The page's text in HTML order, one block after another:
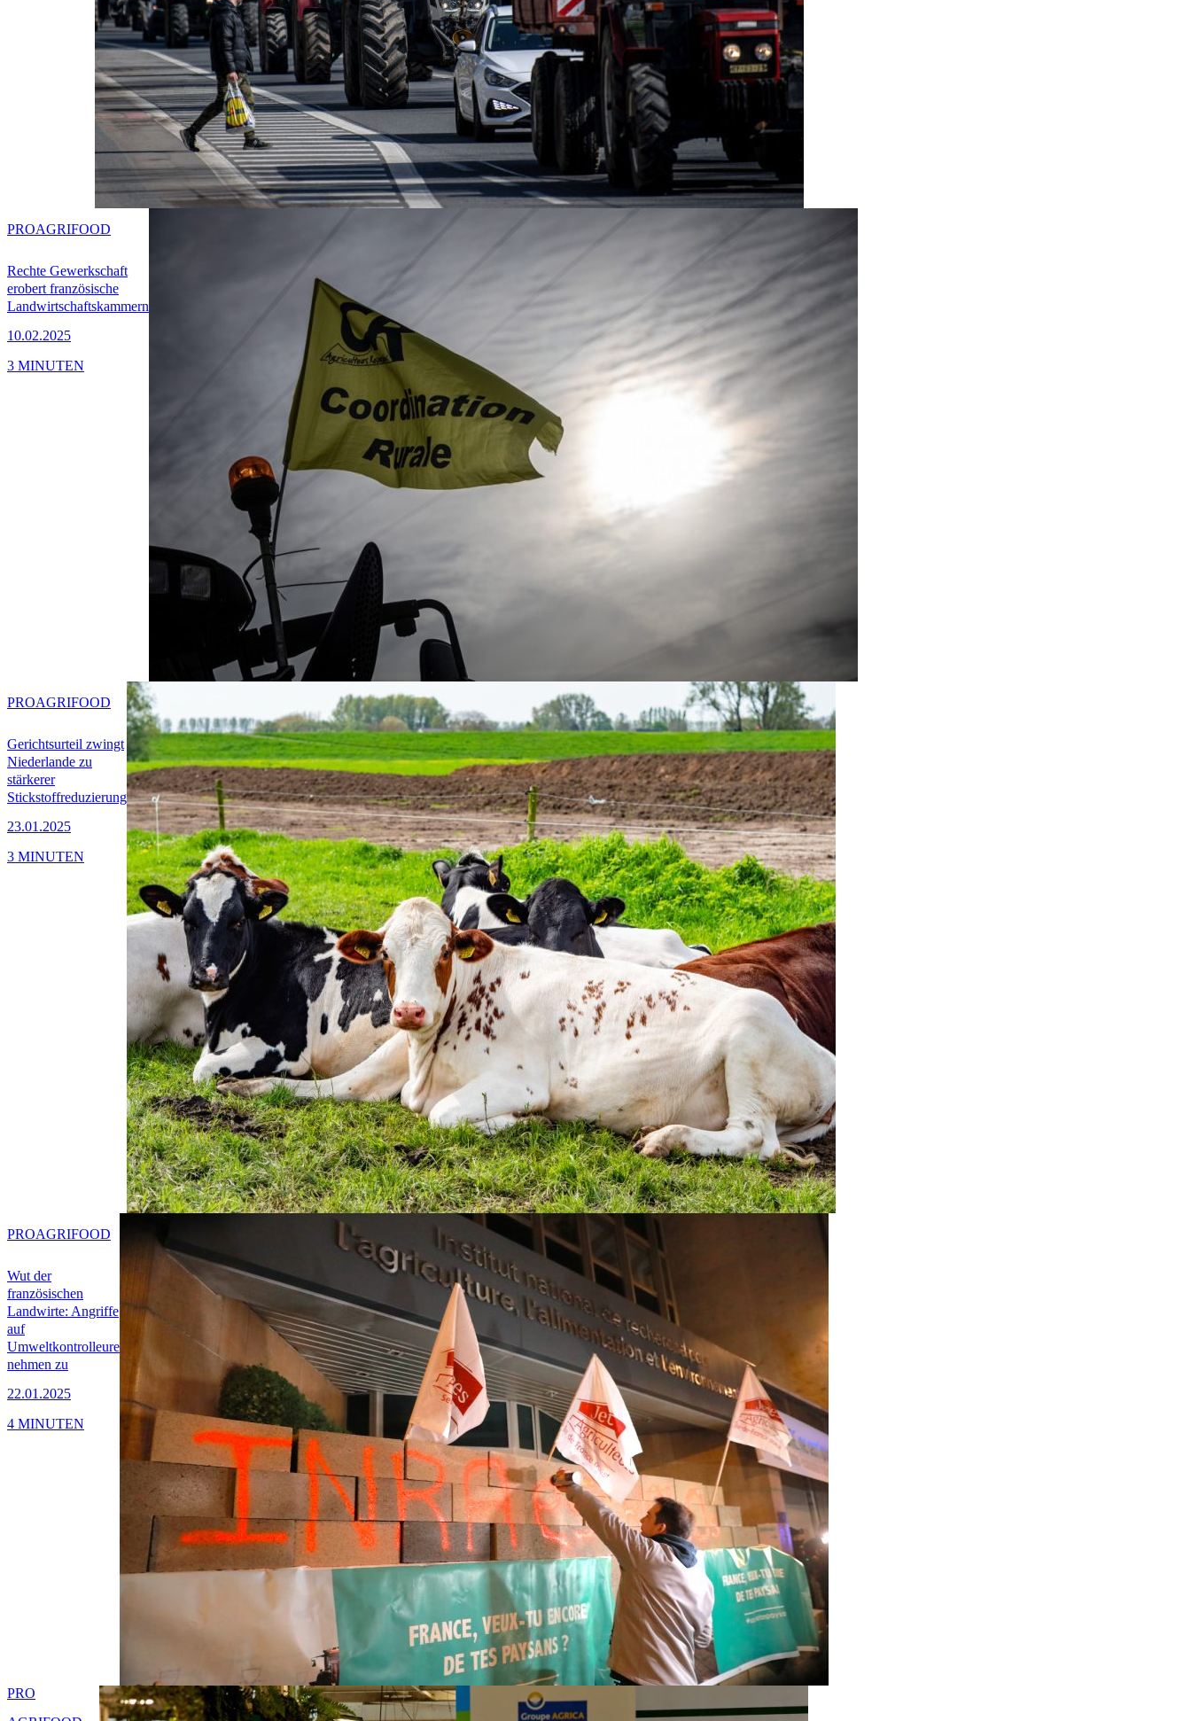
Rechte Gewerkschaft
erobert französische
Landwirtschaftskammern
10.02.2025
PROAGRIFOOD
3 MINUTEN
Gerichtsurteil zwingt
Niederlande zu
stärkerer
Stickstoffreduzierung
23.01.2025
PROAGRIFOOD
3 MINUTEN
Wut der
französischen
Landwirte: Angriffe
auf
Umweltkontrolleure
nehmen zu
22.01.2025
PROAGRIFOOD
4 MINUTEN
PRO